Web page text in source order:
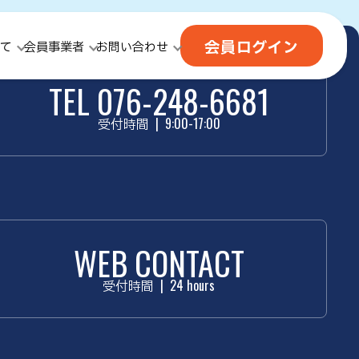
会員事業者 お問い合わせ 会員ログイン
TEL 076-248-6681
受付時間 | 9:00-17:00
WEB CONTACT
受付時間 | 24 hours